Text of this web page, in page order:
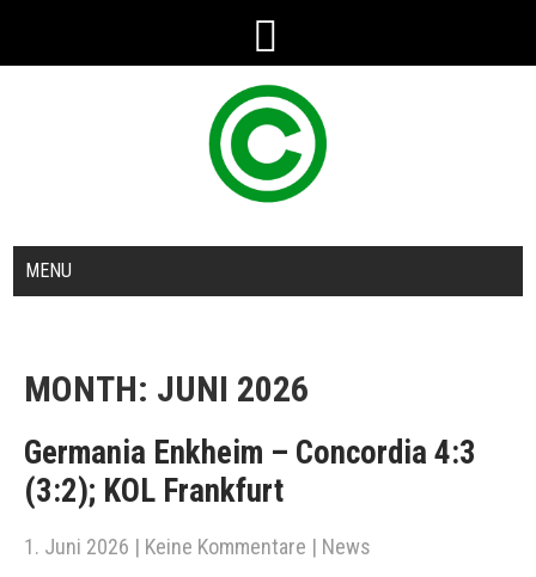
MENU
MONTH: JUNI 2026
Germania Enkheim – Concordia 4:3
(3:2); KOL Frankfurt
1. Juni 2026 | Keine Kommentare | News